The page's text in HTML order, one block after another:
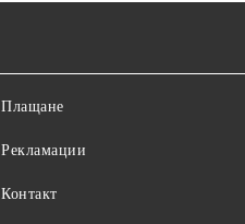
Плащане
Рекламации
Контакт